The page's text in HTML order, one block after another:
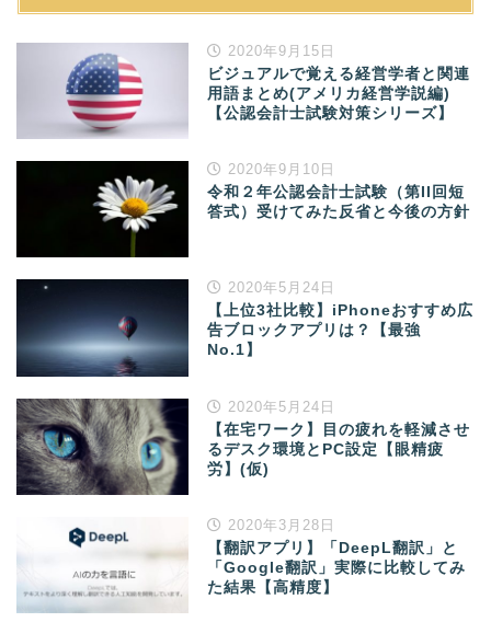
2020年9月15日
ビジュアルで覚える経営学者と関連
用語まとめ(アメリカ経営学説編)
【公認会計士試験対策シリーズ】
2020年9月10日
令和２年公認会計士試験（第II回短
答式）受けてみた反省と今後の方針
2020年5月24日
【上位3社比較】iPhoneおすすめ広
告ブロックアプリは？【最強
No.1】
2020年5月24日
【在宅ワーク】目の疲れを軽減させ
るデスク環境とPC設定【眼精疲
労】(仮)
2020年3月28日
【翻訳アプリ】「DeepL翻訳」と
「Google翻訳」実際に比較してみ
た結果【高精度】